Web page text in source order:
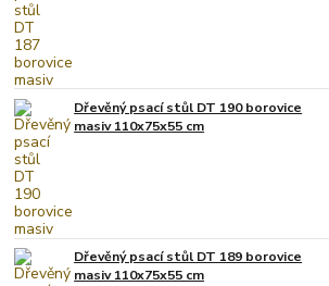
Dřevěný psací stůl DT 190 borovice
masiv 110x75x55 cm
Dřevěný psací stůl DT 189 borovice
masiv 110x75x55 cm